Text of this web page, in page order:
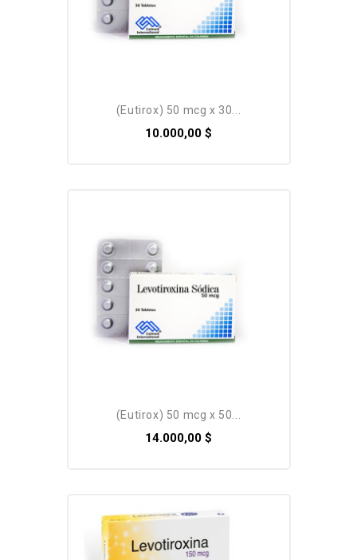
(eutirox) 50 mcg x 30...
10.000,00 $
(eutirox) 50 mcg x 50...
14.000,00 $